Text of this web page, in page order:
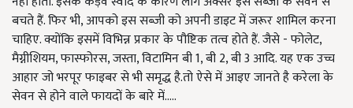
बचते हैं. फिर भी, आपको इस सब्जी को अपनी डाइट में जरूर शामिल करना
चाहिए. क्योंकि इसमें विभिन्न प्रकार के पौष्टिक तत्व होते हैं. जैसे - फोलेट,
मैग्नीशियम, फास्फोरस, जस्ता, विटामिन बी 1, बी 2, बी 3 आदि. यह एक उच्च
आहार जो भरपूर फाइबर से भी समृद्ध है.तो ऐसे में आइए जानते है करेला के
सेवन से होने वाले फायदों के बारे में.....